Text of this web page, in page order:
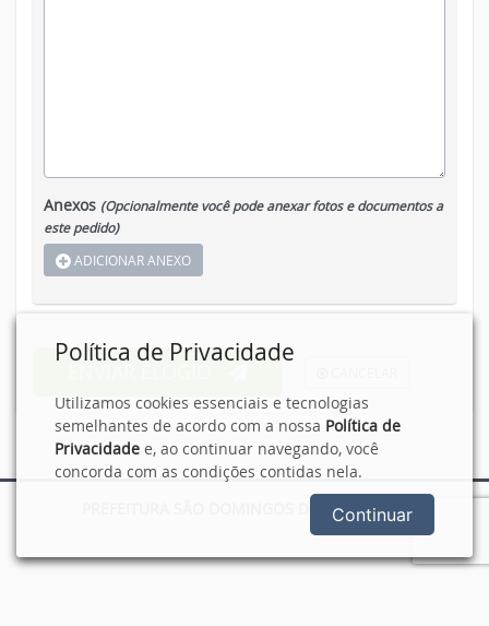
Anexos (Opcionalmente você pode anexar fotos e documentos a
este pedido)
ADICIONAR ANEXO
PREFEITURA SÃO DOMINGOS DO NORTE - ES
Política de Privacidade
Utilizamos cookies essenciais e tecnologias
semelhantes de acordo com a nossa Política de
Privacidade e, ao continuar navegando, você
concorda com as condições contidas nela.
Continuar